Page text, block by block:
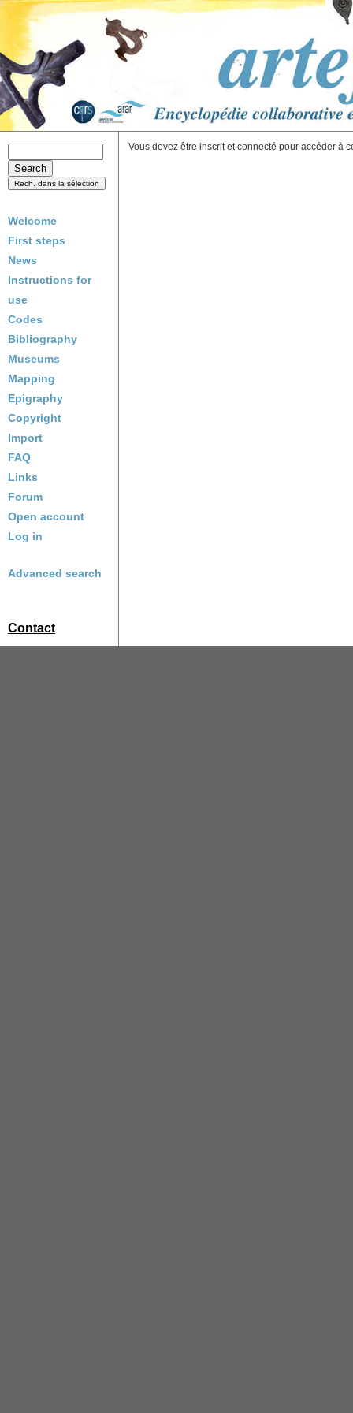
Welcome
First steps
News
Instructions for
use
Codes
Bibliography
Museums
Mapping
Epigraphy
Copyright
Import
FAQ
Links
Forum
Open account
Log in
Advanced search
Contact
Vous devez être inscrit et connecté pour accéder à